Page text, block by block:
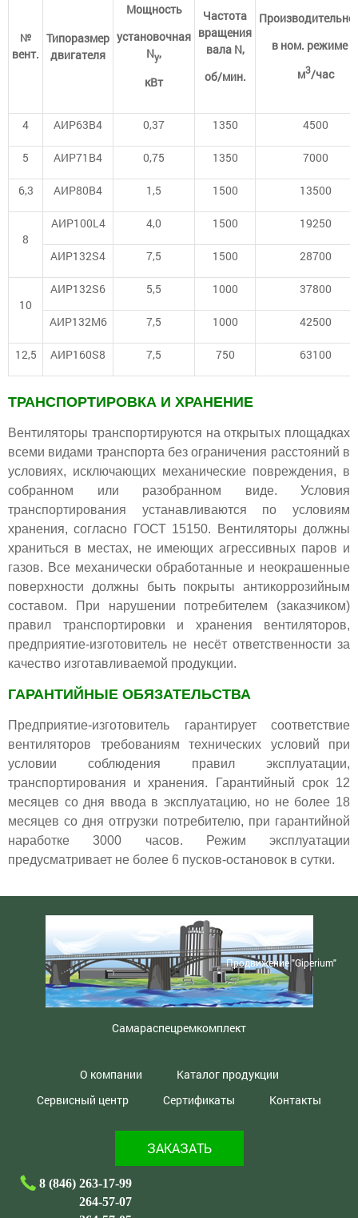
№
вент.
Типоразмер
двигателя
Мощность
установочная
Nу,
кВт
Частота
вращения
вала N,
об/мин.
в ном. режиме
м3/час
4 АИР63В4 0,37 1350 4500
5 АИР71В4 0,75 1350 7000
6,3 АИР80В4 1,5 1500 13500
8
АИР100L4 4,0 1500 19250
АИР132S4 7,5 1500 28700
10
АИР132S6 5,5 1000 37800
АИР132М6 7,5 1000 42500
12,5 АИР160S8 7,5 750 63100
ТРАНСПОРТИРОВКА И ХРАНЕНИЕ
Вентиляторы транспортируются на открытых площадках
всеми видами транспорта без ограничения расстояний в
условиях, исключающих механические повреждения, в
собранном или разобранном виде. Условия
транспортирования устанавливаются по условиям
хранения, согласно ГОСТ 15150. Вентиляторы должны
храниться в местах, не имеющих агрессивных паров и
газов. Все механически обработанные и неокрашенные
поверхности должны быть покрыты антикоррозийным
составом. При нарушении потребителем (заказчиком)
правил транспортировки и хранения вентиляторов,
предприятие-изготовитель не несёт ответственности за
качество изготавливаемой продукции.
ГАРАНТИЙНЫЕ ОБЯЗАТЕЛЬСТВА
Предприятие-изготовитель гарантирует соответствие
вентиляторов требованиям технических условий при
условии соблюдения правил эксплуатации,
транспортирования и хранения. Гарантийный срок 12
месяцев со дня ввода в эксплуатацию, но не более 18
месяцев со дня отгрузки потребителю, при гарантийной
наработке 3000 часов. Режим эксплуатации
предусматривает не более 6 пусков-остановок в сутки.
Самараспецремкомплект
О компании
Каталог продукции
Сервисный центр
Сертификаты Контакты
ЗАКАЗАТЬ
Продвижение "Giperium"
8 (846) 263-17-99
264-57-07